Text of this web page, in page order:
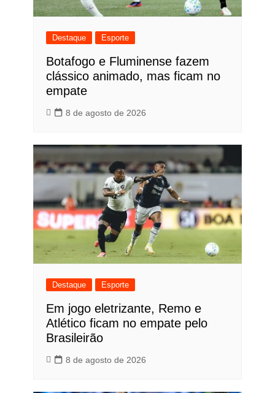
Destaque Esporte
Botafogo e Fluminense fazem
clássico animado, mas ficam no
empate
8 de agosto de 2026
Destaque Esporte
Em jogo eletrizante, Remo e
Atlético ficam no empate pelo
Brasileirão
8 de agosto de 2026